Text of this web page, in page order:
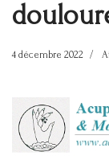
4 décembre 2022